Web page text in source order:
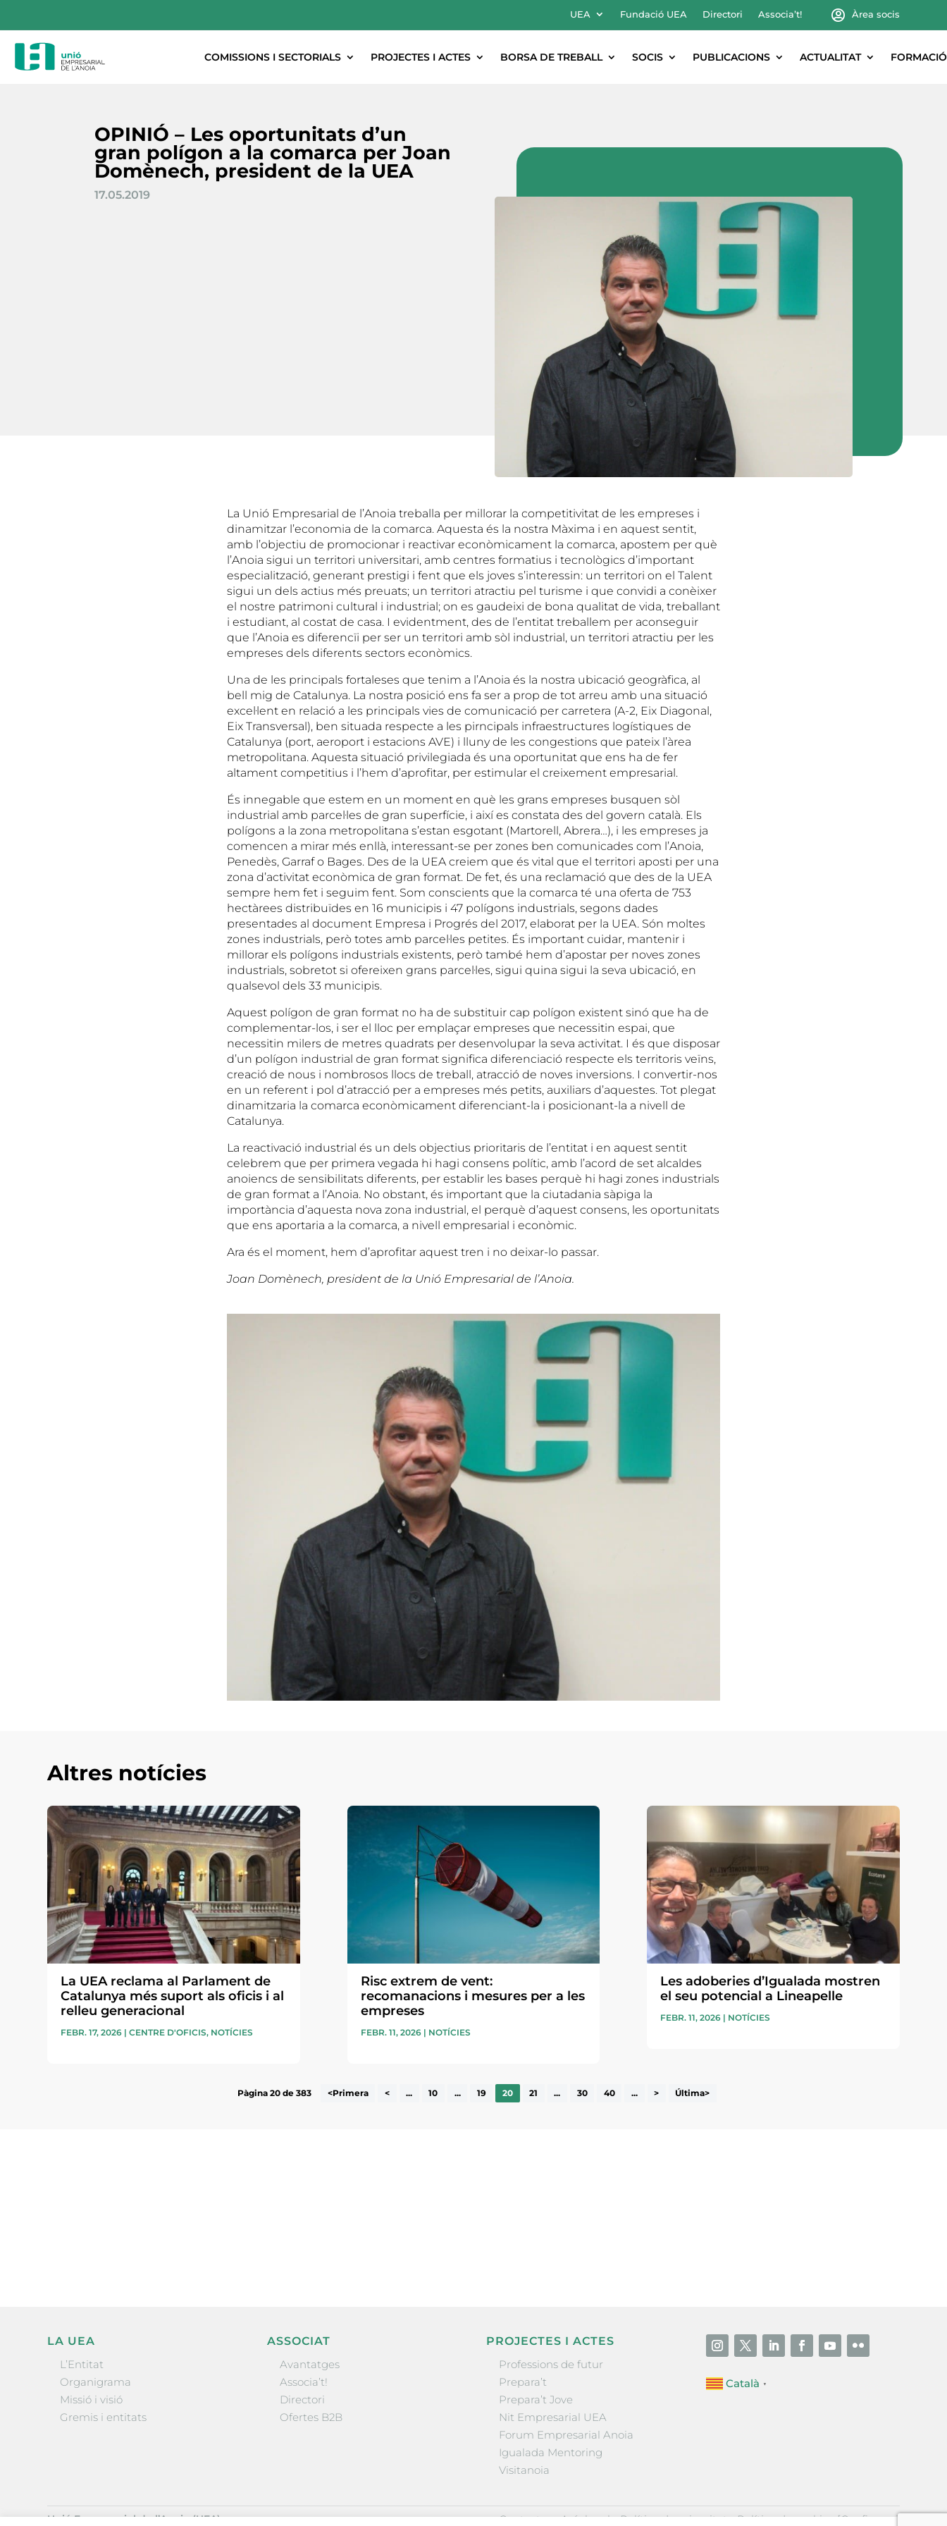
UEA Fundació UEA Directori Associa’t! Àrea socis
COMISSIONS I SECTORIALS PROJECTES I ACTES BORSA DE TREBALL SOCIS PUBLICACIONS ACTUALITAT FORMACIÓ
OPINIÓ – Les oportunitats d’un
gran polígon a la comarca per Joan
Domènech, president de la UEA
17.05.2019
La Unió Empresarial de l’Anoia treballa per millorar la competitivitat de les empreses i
dinamitzar l’economia de la comarca. Aquesta és la nostra Màxima i en aquest sentit,
amb l’objectiu de promocionar i reactivar econòmicament la comarca, apostem per què
l’Anoia sigui un territori universitari, amb centres formatius i tecnològics d’important
especialització, generant prestigi i fent que els joves s’interessin: un territori on el Talent
sigui un dels actius més preuats; un territori atractiu pel turisme i que convidi a conèixer
el nostre patrimoni cultural i industrial; on es gaudeixi de bona qualitat de vida, treballant
i estudiant, al costat de casa. I evidentment, des de l’entitat treballem per aconseguir
que l’Anoia es diferencïi per ser un territori amb sòl industrial, un territori atractiu per les
empreses dels diferents sectors econòmics.
Una de les principals fortaleses que tenim a l’Anoia és la nostra ubicació geogràfica, al
bell mig de Catalunya. La nostra posició ens fa ser a prop de tot arreu amb una situació
excel·lent en relació a les principals vies de comunicació per carretera (A-2, Eix Diagonal,
Eix Transversal), ben situada respecte a les pirncipals infraestructures logístiques de
Catalunya (port, aeroport i estacions AVE) i lluny de les congestions que pateix l’àrea
metropolitana. Aquesta situació privilegiada és una oportunitat que ens ha de fer
altament competitius i l’hem d’aprofitar, per estimular el creixement empresarial.
És innegable que estem en un moment en què les grans empreses busquen sòl
industrial amb parcel·les de gran superfície, i així es constata des del govern català. Els
polígons a la zona metropolitana s’estan esgotant (Martorell, Abrera…), i les empreses ja
comencen a mirar més enllà, interessant-se per zones ben comunicades com l’Anoia,
Penedès, Garraf o Bages. Des de la UEA creiem que és vital que el territori aposti per una
zona d’activitat econòmica de gran format. De fet, és una reclamació que des de la UEA
sempre hem fet i seguim fent. Som conscients que la comarca té una oferta de 753
hectàrees distribuïdes en 16 municipis i 47 polígons industrials, segons dades
presentades al document Empresa i Progrés del 2017, elaborat per la UEA. Són moltes
zones industrials, però totes amb parcel·les petites. És important cuidar, mantenir i
millorar els polígons industrials existents, però també hem d’apostar per noves zones
industrials, sobretot si ofereixen grans parcel·les, sigui quina sigui la seva ubicació, en
qualsevol dels 33 municipis.
Aquest polígon de gran format no ha de substituir cap polígon existent sinó que ha de
complementar-los, i ser el lloc per emplaçar empreses que necessitin espai, que
necessitin milers de metres quadrats per desenvolupar la seva activitat. I és que disposar
d’un polígon industrial de gran format significa diferenciació respecte els territoris veïns,
creació de nous i nombrosos llocs de treball, atracció de noves inversions. I convertir-nos
en un referent i pol d’atracció per a empreses més petits, auxiliars d’aquestes. Tot plegat
dinamitzaria la comarca econòmicament diferenciant-la i posicionant-la a nivell de
Catalunya.
La reactivació industrial és un dels objectius prioritaris de l’entitat i en aquest sentit
celebrem que per primera vegada hi hagi consens polític, amb l’acord de set alcaldes
anoiencs de sensibilitats diferents, per establir les bases perquè hi hagi zones industrials
de gran format a l’Anoia. No obstant, és important que la ciutadania sàpiga la
importància d’aquesta nova zona industrial, el perquè d’aquest consens, les oportunitats
que ens aportaria a la comarca, a nivell empresarial i econòmic.
Ara és el moment, hem d’aprofitar aquest tren i no deixar-lo passar.
Joan Domènech, president de la Unió Empresarial de l’Anoia.
Altres notícies
La UEA reclama al Parlament de
Catalunya més suport als oficis i al
relleu generacional
FEBR. 17, 2026 |CENTRE D'OFICIS, NOTÍCIES
Risc extrem de vent:
recomanacions i mesures per a les
empreses
FEBR. 11, 2026| NOTÍCIES
Les adoberies d’Igualada mostren
el seu potencial a Lineapelle
FEBR. 11, 2026| NOTÍCIES
Pàgina 20 de 383 <Primera < ... 10 ... 19 20 21 ... 30 40 ... > Última>
LA UEA
L’Entitat
Organigrama
Missió i visió
Gremis i entitats
ASSOCIAT
Avantatges
Associa’t!
Directori
Ofertes B2B
PROJECTES I ACTES
Professions de futur
Prepara’t
Prepara’t Jove
Nit Empresarial UEA
Forum Empresarial Anoia
Igualada Mentoring
Visitanoia
Català ▼
Unió Empresarial de l’Anoia (UEA)
Contactar·Avís legal·Política de privacitat·Política de cookies [Configurar]